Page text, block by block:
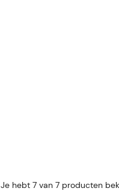
Je hebt 7 van 7 producten